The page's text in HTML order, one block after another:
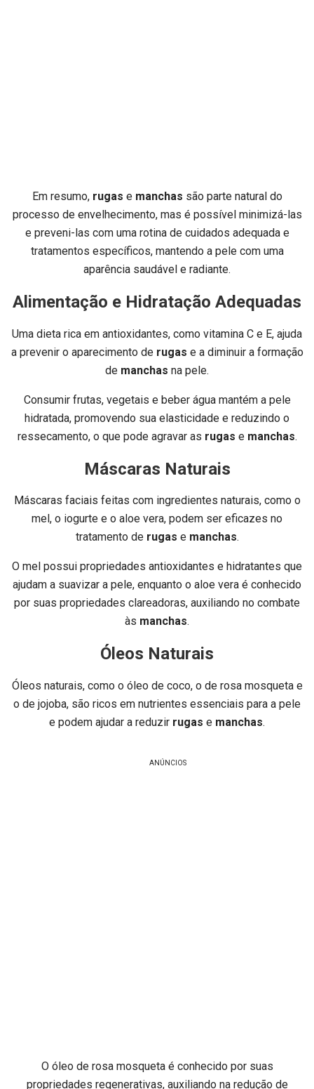
Em resumo, rugas e manchas são parte natural do
processo de envelhecimento, mas é possível minimizá-las
e preveni-las com uma rotina de cuidados adequada e
tratamentos específicos, mantendo a pele com uma
aparência saudável e radiante.
Alimentação e Hidratação Adequadas
Uma dieta rica em antioxidantes, como vitamina C e E, ajuda
a prevenir o aparecimento de rugas e a diminuir a formação
de manchas na pele.
Consumir frutas, vegetais e beber água mantém a pele
hidratada, promovendo sua elasticidade e reduzindo o
ressecamento, o que pode agravar as rugas e manchas.
Máscaras Naturais
Máscaras faciais feitas com ingredientes naturais, como o
mel, o iogurte e o aloe vera, podem ser eficazes no
tratamento de rugas e manchas.
O mel possui propriedades antioxidantes e hidratantes que
ajudam a suavizar a pele, enquanto o aloe vera é conhecido
por suas propriedades clareadoras, auxiliando no combate
às manchas.
Óleos Naturais
Óleos naturais, como o óleo de coco, o de rosa mosqueta e
o de jojoba, são ricos em nutrientes essenciais para a pele
e podem ajudar a reduzir rugas e manchas.
ANÚNCIOS
O óleo de rosa mosqueta é conhecido por suas
propriedades regenerativas, auxiliando na redução de